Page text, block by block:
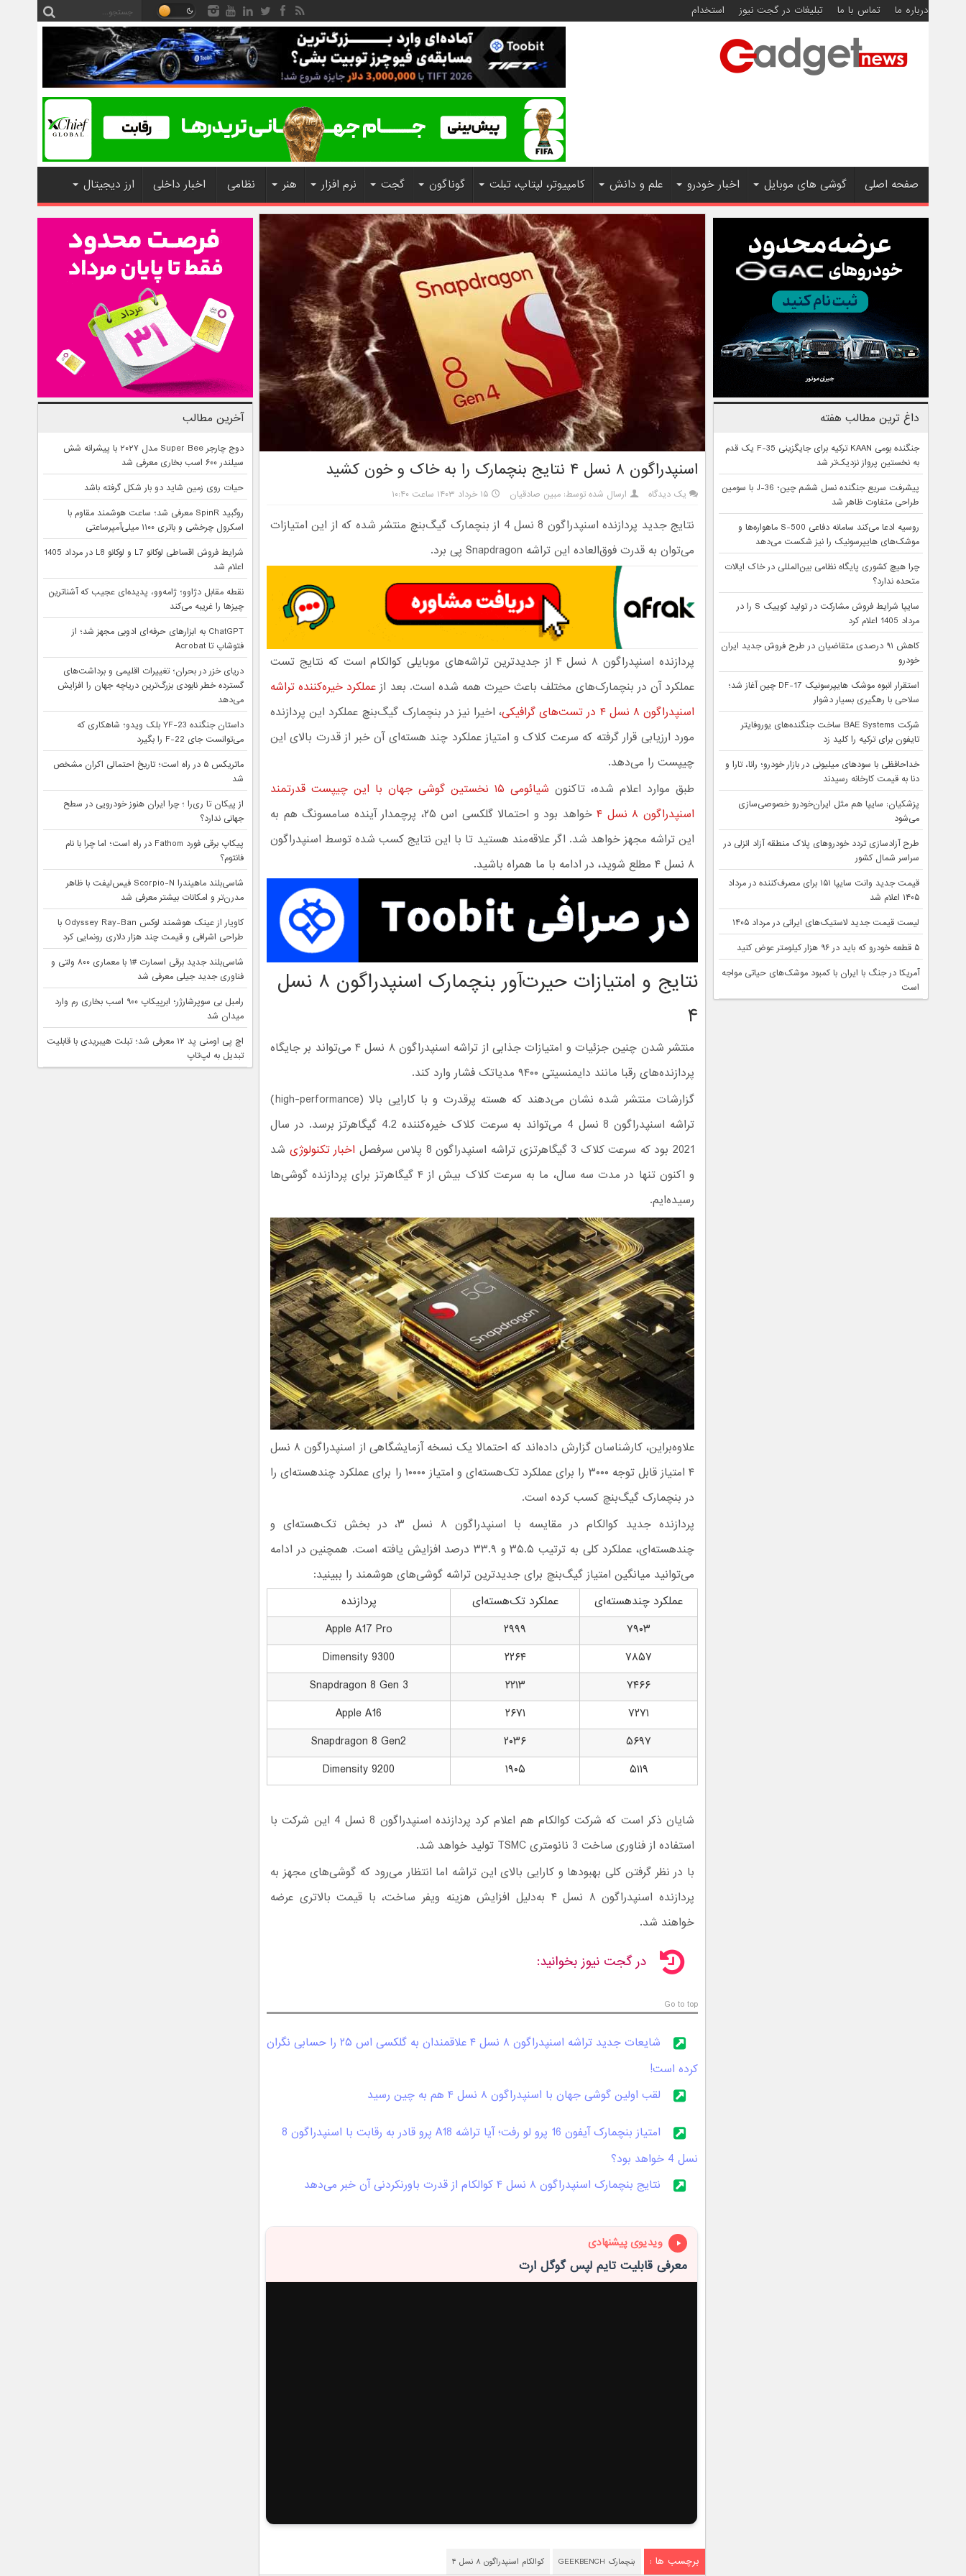
درباره ما تماس با ما تبلیغات در گجت نیوز استخدام
صفحه اصلی گوشی های موبایل اخبار خودرو علم و دانش کامپیوتر، لپتاپ، تبلت گوناگون گجت نرم افزار هنر نظامی اخبار داخلی ارز دیجیتال
اسنپدراگون ۸ نسل ۴ نتایج بنچمارک را به خاک و خون کشید
یک دیدگاه ارسال شده توسط: مبین صادقیان ۱۵ خرداد ۱۴۰۳ ساعت ۱۰:۴۰
نتایج جدید پردازنده اسنپدراگون 8 نسل 4 از بنچمارک گیگ‌بنچ منتشر شده که از این امتیازات
می‌توان به قدرت فوق‌العاده این تراشه Snapdragon پی برد.
پردازنده اسنپدراگون ۸ نسل ۴ از جدیدترین تراشه‌های موبایلی کوالکام است که نتایج تست
عملکرد آن در بنچمارک‌های مختلف باعث حیرت همه شده است. بعد از عملکرد خیره‌کننده تراشه
اسنپدراگون ۸ نسل ۴ در تست‌های گرافیکی
، اخیرا نیز در بنچمارک گیگ‌بنچ عملکرد این پردازنده
مورد ارزیابی قرار گرفته که سرعت کلاک و امتیاز عملکرد چند هسته‌ای آن خبر از قدرت بالای این
چیپست را می‌دهد.
طبق موارد اعلام شده، تاکنون
شیائومی ۱۵ نخستین گوشی جهان با این چیپست قدرتمند
اسنپدراگون ۸ نسل ۴
خواهد بود و احتمالا گلکسی اس ۲۵، پرچمدار آینده سامسونگ هم به
این تراشه مجهز خواهد شد. اگر علاقه‌مند هستید تا با این نتایج کسب شده توسط اسنپدراگون
۸ نسل ۴ مطلع شوید، در ادامه با ما همراه باشید.
نتایج و امتیازات حیر‌ت‌آور بنچمارک اسنپدراگون ۸ نسل
۴
منتشر شدن چنین جزئیات و امتیازات جذابی از تراشه اسنپدراگون ۸ نسل ۴ می‌تواند بر جایگاه
پردازنده‌های رقبا مانند دایمنسیتی ۹۴۰۰ مدیاتک فشار وارد کند.
گزارشات منتشر شده نشان می‌دهند که هسته پرقدرت و با کارایی بالا (high-performance)
تراشه اسنپدراگون 8 نسل 4 می‌تواند به سرعت کلاک خیره‌کننده 4.2 گیگاهرتز برسد. در سال
2021 بود که سرعت کلاک 3 گیگاهرتزی تراشه اسنپدراگون 8 پلاس سرفصل
اخبار تکنولوژی شد
و اکنون تنها در مدت سه سال، ما به سرعت کلاک بیش از ۴ گیگاهرتز برای پردازنده گوشی‌ها
رسیده‌ایم.
علاوه‌براین، کارشناسان گزارش داده‌اند که احتمالا یک نسخه آزمایشگاهی از اسنپدراگون ۸ نسل
۴ امتیاز قابل توجه ۳۰۰۰ را برای عملکرد تک‌هسته‌ای و امتیاز ۱۰۰۰۰ را برای عملکرد چندهسته‌ای را
در بنچمارک گیگ‌بنچ کسب کرده است.
پردازنده جدید کوالکام در مقایسه با اسنپدراگون ۸ نسل ۳، در بخش تک‌هسته‌ای و
چند‌هسته‌ای، عملکرد کلی به ترتیب ۳۵.۵ و ۳۳.۹ درصد افزایش یافته است. همچنین در ادامه
می‌توانید میانگین امتیاز گیگ‌بنچ برای جدیدترین تراشه گوشی‌های هوشمند را ببینید:
عملکرد چندهسته‌ای
عملکرد تک‌هسته‌ای
پردازنده
۷۹۰۳
۲۹۹۹
Apple A17 Pro
۷۸۵۷
۲۲۶۴
Dimensity 9300
۷۴۶۶
۲۲۱۳
Snapdragon 8 Gen 3
۷۲۷۱
۲۶۷۱
Apple A16
۵۶۹۷
۲۰۳۶
Snapdragon 8 Gen2
۵۱۱۹
۱۹۰۵ Dimensity 9200
شایان ذکر است که شرکت کوالکام هم اعلام کرد پردازنده اسنپدراگون 8 نسل 4 این شرکت با
استفاده از فناوری ساخت 3 نانومتری TSMC تولید خواهد شد.
با در نظر گرفتن کلی بهبودها و کارایی بالای این تراشه اما انتظار می‌رود که گوشی‌های مجهز به
پردازنده اسنپدراگون ۸ نسل ۴ به‌دلیل افزایش هزینه ویفر ساخت، با قیمت بالاتری عرضه
خواهند شد.
در گجت نیوز بخوانید:
Go to top
شایعات جدید تراشه اسنپدراگون ۸ نسل ۴ علاقمندان به گلکسی اس ۲۵ را حسابی نگران
کرده است!
لقب اولین گوشی جهان با اسنپدراگون ۸ نسل ۴ هم به چین رسید
امتیاز بنچمارک آیفون 16 پرو لو رفت؛ آیا تراشه A18 پرو قادر به رقابت با اسنپدراگون 8
نسل 4 خواهد بود؟
نتایج بنچمارک اسنپدراگون ۸ نسل ۴ کوالکام از قدرت باورنکردنی آن خبر می‌دهد
ویدیوی پیشنهادی
معرفی قابلیت تایم لپس گوگل ارت
برچسب ها : بنچمارک GEEKBENCH کوالکام اسنپدراگون ۸ نسل ۴
داغ ترین مطالب هفته
جنگنده بومی KAAN ترکیه برای جایگزینی F-35 یک قدم
به نخستین پرواز نزدیک‌تر شد
پیشرفت سریع جنگنده نسل ششم چین؛ J-36 با سومین
طراحی متفاوت ظاهر شد
روسیه ادعا می‌کند سامانه دفاعی S-500 ماهواره‌ها و
موشک‌های هایپرسونیک را نیز شکست می‌دهد
چرا هیچ کشوری پایگاه نظامی بین‌المللی در خاک ایالات
متحده ندارد؟
سایپا شرایط فروش مشارکت در تولید کوییک S را در
مرداد 1405 اعلام کرد
کاهش ۹۱ درصدی متقاضیان در طرح فروش جدید ایران
خودرو
استقرار انبوه موشک هایپرسونیک DF-17 چین آغاز شد؛
سلاحی با رهگیری بسیار دشوار
شرکت BAE Systems ساخت جنگنده‌های یوروفایتر
تایفون برای ترکیه را کلید زد
خداحافظی با سودهای میلیونی در بازار خودرو؛ رانا، تارا و
دنا به قیمت کارخانه رسیدند
پزشکیان: سایپا هم مثل ایران‌خودرو خصوصی‌سازی
می‌شود
طرح آزادسازی تردد خودروهای پلاک منطقه آزاد انزلی در
سراسر شمال کشور
قیمت جدید وانت سایپا ۱۵۱ برای مصرف‌کننده در مرداد
۱۴۰۵ اعلام شد
لیست قیمت جدید لاستیک‌های ایرانی در مرداد ۱۴۰۵
۵ قطعه خودرو که باید در ۹۶ هزار کیلومتر عوض کنید
آمریکا در جنگ با ایران با کمبود موشک‌های حیاتی مواجه
است
آخرین مطالب
دوج چارجر Super Bee مدل ۲۰۲۷ با پیشرانه شش
سیلندر ۶۰۰ اسب بخاری معرفی شد
حیات روی زمین شاید دو بار شکل گرفته باشد
روگبید SpinR معرفی شد؛ ساعت هوشمند مقاوم با
اسکرول چرخشی و باتری ۱۱۰۰ میلی‌آمپرساعتی
شرایط فروش اقساطی لوکانو L7 و لوکانو L8 در مرداد 1405
اعلام شد
نقطه مقابل دژاوو؛ ژامه‌وو، پدیده‌ای عجیب که آشناترین
چیزها را غریبه می‌کند
ChatGPT به ابزارهای حرفه‌ای ادوبی مجهز شد؛ از
فتوشاپ تا Acrobat
دریای خزر در بحران؛ تغییرات اقلیمی و برداشت‌های
گسترده خطر نابودی بزرگ‌ترین دریاچه جهان را افزایش
می‌دهد
داستان جنگنده YF-23 بلک ویدو؛ شاهکاری که
می‌توانست جای F-22 را بگیرد
ماتریکس ۵ در راه است؛ تاریخ احتمالی اکران مشخص
شد
از پیکان تا ری‌را ؛ چرا ایران هنوز خودرویی در سطح
جهانی ندارد؟
پیکاپ برقی فورد Fathom در راه است؛ اما چرا با نام
فانتوم؟
شاسی‌بلند ماهیندرا Scorpio-N فیس‌لیفت با ظاهر
مدرن‌تر و امکانات بیشتر معرفی شد
کاویار از عینک هوشمند لوکس Odyssey Ray-Ban با
طراحی اشرافی و قیمت چند هزار دلاری رونمایی کرد
شاسی‌بلند جدید برقی اسمارت #۱ با معماری ۸۰۰ ولتی و
فناوری جدید جیلی معرفی شد
رامبل بی سوپرشارژر؛ ابرپیکاپ ۹۰۰ اسب بخاری رم وارد
میدان شد
اچ پی اومنی پد ۱۲ معرفی شد؛ تبلت هیبریدی با قابلیت
تبدیل به لپ‌تاپ